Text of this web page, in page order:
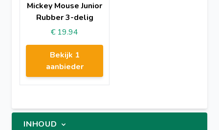
Mickey Mouse Junior
Rubber 3-delig
€ 19.94
Bekijk 1
aanbieder
INHOUD